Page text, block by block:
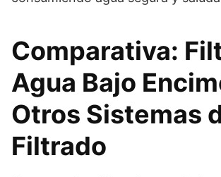
Comparativa:
Agua Bajo
Otros Sistemas
Filtrado